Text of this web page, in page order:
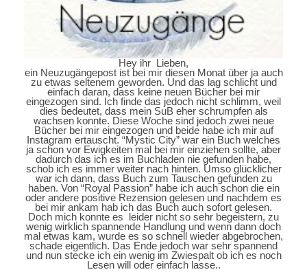
Hey ihr Lieben,
ein Neuzugängepost ist bei mir diesen Monat über ja auch
zu etwas seltenem geworden. Und das lag schlicht und
einfach daran, dass keine neuen Bücher bei mir
eingezogen sind. Ich finde das jedoch nicht schlimm, weil
dies bedeutet, dass mein SuB eher schrumpfen als
wachsen konnte. Diese Woche sind jedoch zwei neue
Bücher bei mir eingezogen und beide habe ich mir auf
Instagram ertauscht. “Mystic City” war ein Buch welches
ja schon vor Ewigkeiten mal bei mir einziehen sollte, aber
dadurch das ich es im Buchladen nie gefunden habe,
schob ich es immer weiter nach hinten. Umso glücklicher
war ich dann, dass Buch zum Tauschen gefunden zu
haben. Von “Royal Passion” habe ich auch schon die ein
oder andere positive Rezension gelesen und nachdem es
bei mir ankam hab ich das Buch auch sofort gelesen.
Doch mich konnte es leider nicht so sehr begeistern, zu
wenig wirklich spannende Handlung und wenn dann doch
mal etwas kam, wurde es so schnell wieder abgebrochen,
schade eigentlich. Das Ende jedoch war sehr spannend
und nun stecke ich ein wenig im Zwiespalt ob ich es noch
Lesen will oder einfach lasse..